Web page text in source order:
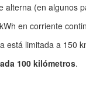
(en algunos
en corriente
está limitada a 150
100 kilómetros.